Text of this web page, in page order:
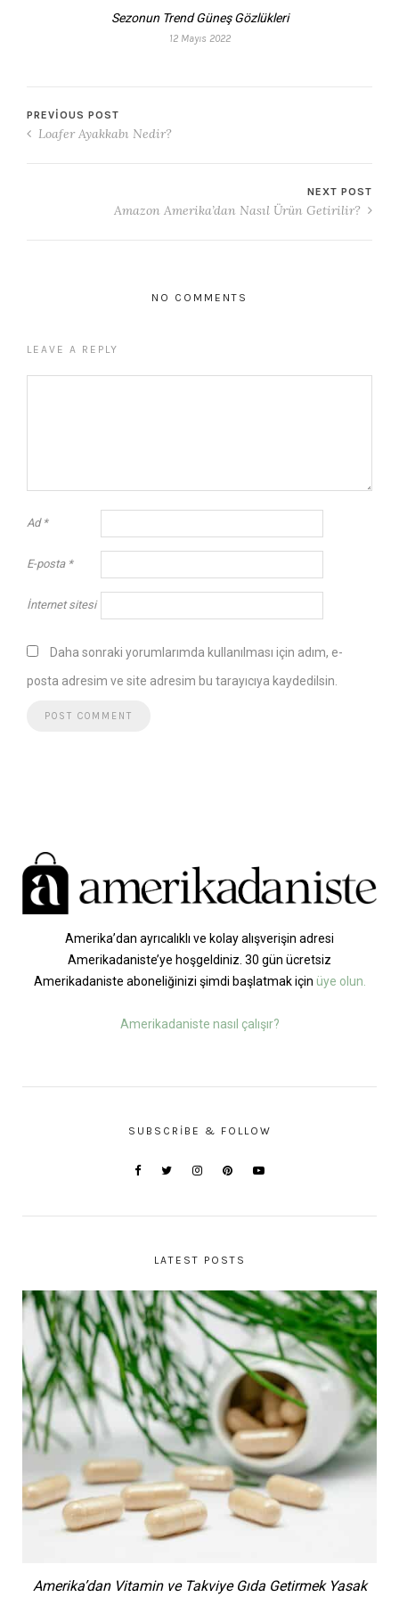
Sezonun Trend Güneş Gözlükleri
12 Mayıs 2022
PREVIOUS POST
Loafer Ayakkabı Nedir?
NEXT POST
Amazon Amerika’dan Nasıl Ürün Getirilir?
NO COMMENTS
LEAVE A REPLY
Ad *
E-posta *
İnternet sitesi
Daha sonraki yorumlarımda kullanılması için adım, e-
posta adresim ve site adresim bu tarayıcıya kaydedilsin.
Amerika’dan ayrıcalıklı ve kolay alışverişin adresi
Amerikadaniste’ye hoşgeldiniz. 30 gün ücretsiz
Amerikadaniste aboneliğinizi şimdi başlatmak için üye olun.
Amerikadaniste nasıl çalışır?
SUBSCRIBE & FOLLOW
LATEST POSTS
Amerika’dan Vitamin ve Takviye Gıda Getirmek Yasak